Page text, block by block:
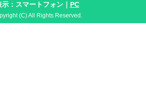
示：スマートフォン｜ PC
(C) All Rights Reserved.